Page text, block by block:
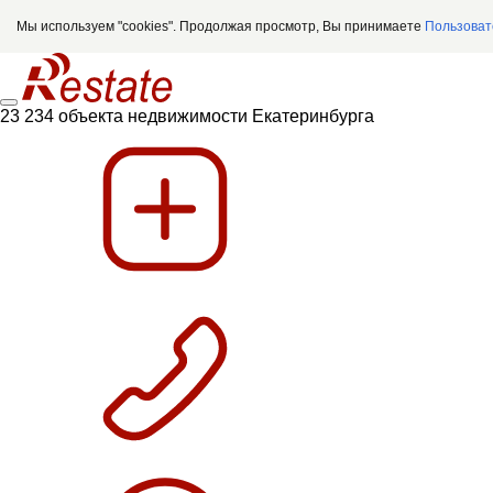
Мы используем "cookies". Продолжая просмотр, Вы принимаете
23 234 объекта недвижимости Екатеринбурга